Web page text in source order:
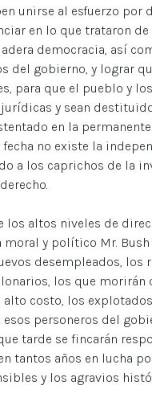
unirse al esfuerzo por
en lo que trataron
democracia, así
del gobierno, y lograr
para que el pueblo y
y sean
en la
fecha no existe la
a los caprichos de la
los altos niveles de
y político Mr.
desempleados,
los que morirán
costo, los
esos personeros del
tarde se fincarán
tantos años en lucha
y los agravios